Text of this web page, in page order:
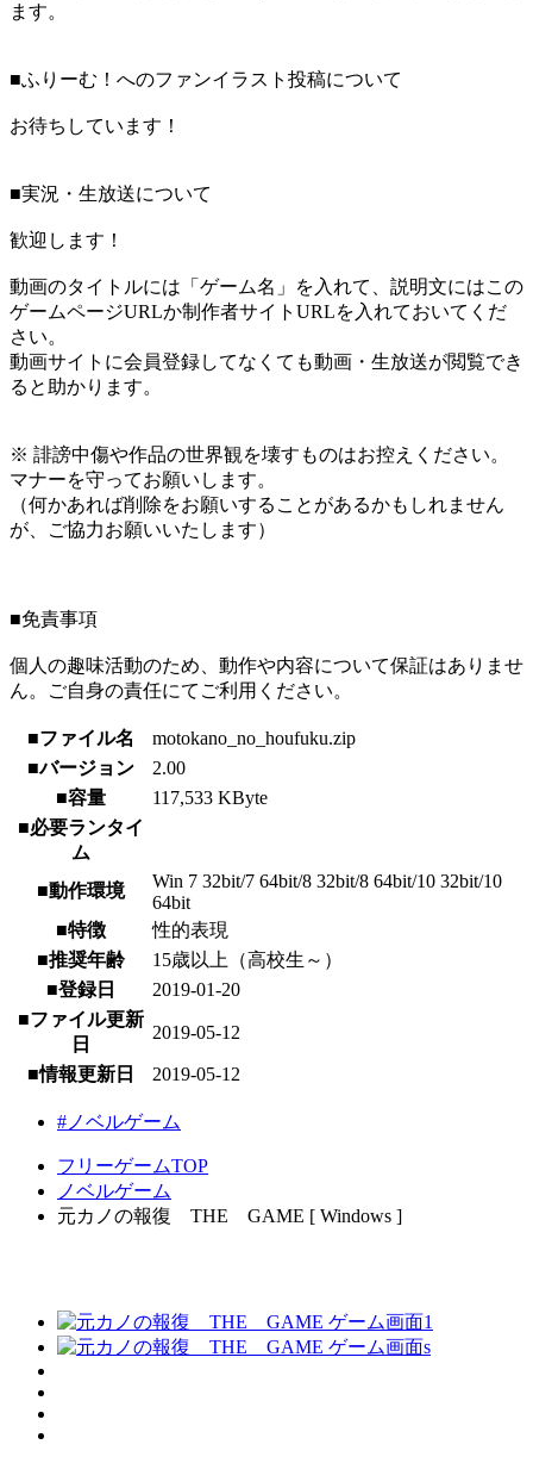
ます。
■ふりーむ！へのファンイラスト投稿について
お待ちしています！
■実況・生放送について
歓迎します！
動画のタイトルには「ゲーム名」を入れて、説明文にはこの
ゲームページURLか制作者サイトURLを入れておいてくだ
さい。
動画サイトに会員登録してなくても動画・生放送が閲覧でき
ると助かります。
※ 誹謗中傷や作品の世界観を壊すものはお控えください。
マナーを守ってお願いします。
（何かあれば削除をお願いすることがあるかもしれません
が、ご協力お願いいたします）
■免責事項
個人の趣味活動のため、動作や内容について保証はありませ
ん。ご自身の責任にてご利用ください。
■ファイル名
motokano_no_houfuku.zip
■バージョン
2.00
■容量
117,533 KByte
■必要ランタイ
ム
■動作環境
Win 7 32bit/7 64bit/8 32bit/8 64bit/10 32bit/10
64bit
■特徴
性的表現
■推奨年齢
15歳以上（高校生～）
■登録日
2019-01-20
■ファイル更新
日
2019-05-12
■情報更新日 2019-05-12
#ノベルゲーム
フリーゲームTOP
ノベルゲーム
元カノの報復 THE GAME [ Windows ]